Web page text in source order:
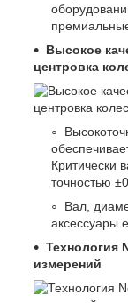
Высокое
центровка
Критически
точностью
Вал,
аксессуары
Технология
измерений